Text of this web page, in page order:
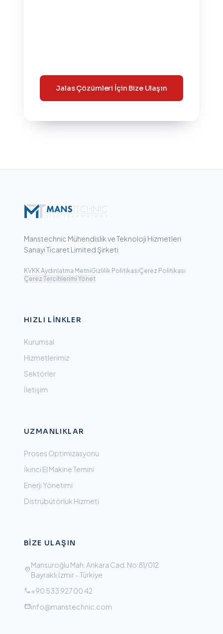
Jalas Çözümleri İçin Bize Ulaşın
Manstechnic Mühendislik ve Teknoloji Hizmetleri
Sanayi Ticaret Limited Şirketi
KVKK Aydınlatma MetniGizlilik PolitikasıÇerez Politikası
Çerez Tercihlerimi Yönet
HIZLI LINKLER
Kurumsal
Hizmetlerimiz
Sektörler
İletişim
UZMANLIKLAR
Proses Optimizasyonu
İkinci El Makine Temini
Enerji Yönetimi
Distrübütörlük Hizmeti
BIZE ULAŞIN
location_on
Mansuroğlu Mah. Ankara Cad. No:81/012
Bayraklı,İzmir - Türkiye
call+90 533 927 00 42
mailinfo@manstechnic.com